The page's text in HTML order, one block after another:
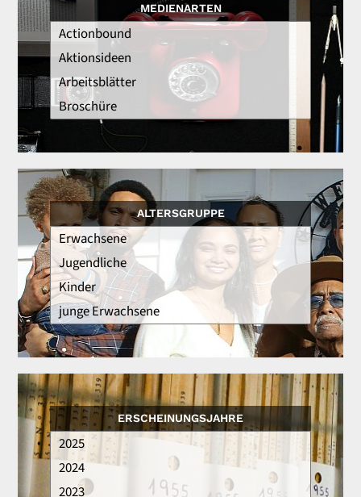
MEDIENARTEN
ALTERSGRUPPE
ERSCHEINUNGSJAHRE